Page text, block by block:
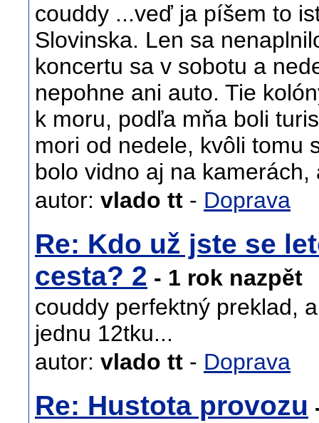
couddy ...veď ja píšem to
Slovinska. Len sa
koncertu sa v sobotu a
nepohne ani auto. Tie
k moru, podľa mňa boli
mori od nedele, kvôli tomu
bolo vidno aj na
autor: vlado tt - Doprava
Re: Kdo už jste se
cesta? 2 - 1 rok nazpět
couddy perfektný preklad,
jednu 12tku...
autor: vlado tt - Doprava
Re: Hustota provozu